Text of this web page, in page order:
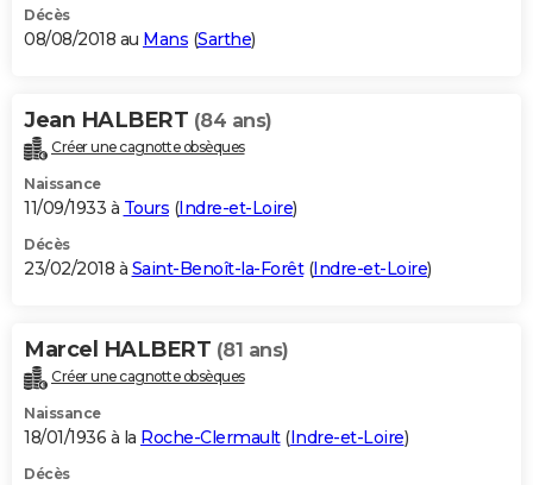
Décès
08/08/2018 au Mans (Sarthe)
Jean HALBERT (84 ans)
Créer une cagnotte obsèques
Naissance
11/09/1933 à Tours (Indre-et-Loire)
Décès
23/02/2018 à Saint-Benoît-la-Forêt(Indre-et-Loire)
Marcel HALBERT (81 ans)
Créer une cagnotte obsèques
Naissance
18/01/1936 à la Roche-Clermault(Indre-et-Loire)
Décès